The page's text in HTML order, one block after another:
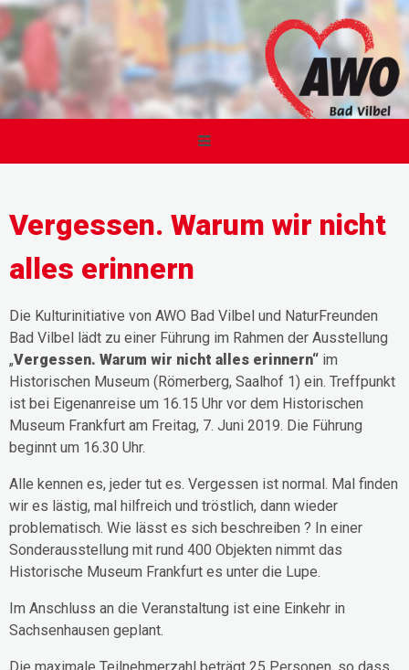
Vergessen. Warum wir nicht
alles erinnern
Die Kulturinitiative von AWO Bad Vilbel und NaturFreunden
Bad Vilbel lädt zu einer Führung im Rahmen der Ausstellung
„Vergessen. Warum wir nicht alles erinnern“ im
Historischen Museum (Römerberg, Saalhof 1) ein. Treffpunkt
ist bei Eigenanreise um 16.15 Uhr vor dem Historischen
Museum Frankfurt am Freitag, 7. Juni 2019. Die Führung
beginnt um 16.30 Uhr.
Alle kennen es, jeder tut es. Vergessen ist normal. Mal finden
wir es lästig, mal hilfreich und tröstlich, dann wieder
problematisch. Wie lässt es sich beschreiben ? In einer
Sonderausstellung mit rund 400 Objekten nimmt das
Historische Museum Frankfurt es unter die Lupe.
Im Anschluss an die Veranstaltung ist eine Einkehr in
Sachsenhausen geplant.